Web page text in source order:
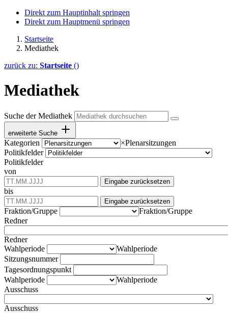
Direkt zum Hauptinhalt springen
Direkt zum Hauptmenü springen
Startseite
Mediathek
zurück zu: Startseite ()
Mediathek
Suche der Mediathek
erweiterte Suche
Kategorien ×Plenarsitzungen
Politikfelder
Politikfelder
von
Eingabe zurücksetzen
bis
Eingabe zurücksetzen
Fraktion/Gruppe
Fraktion/Gruppe
Redner
Redner
Wahlperiode
Wahlperiode
Sitzungsnummer
Tagesordnungspunkt
Wahlperiode
Wahlperiode
Ausschuss
Ausschuss